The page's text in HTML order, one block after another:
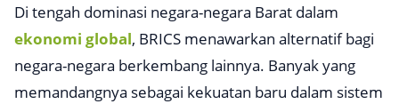
Di tengah dominasi negara-negara Barat dalam
ekonomi global, BRICS menawarkan alternatif bagi
negara-negara berkembang lainnya. Banyak yang
memandangnya sebagai kekuatan baru dalam sistem